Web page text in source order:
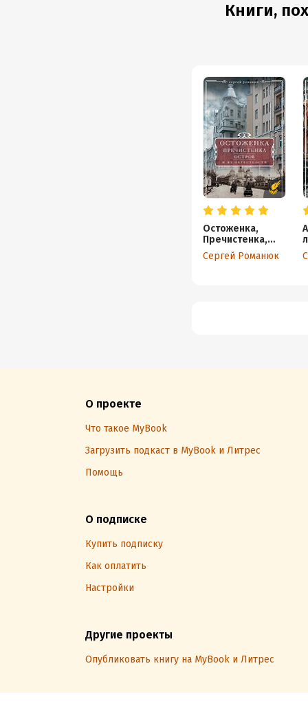
Книги,
Остоженка,
Пречистенка,
Остров и их
окрестности
Сергей Романюк
О проекте
Что такое MyBook
Загрузить подкаст в MyBook и Литрес
Помощь
О подписке
Купить подписку
Как оплатить
Настройки
Другие проекты
Опубликовать книгу на MyBook и Литрес